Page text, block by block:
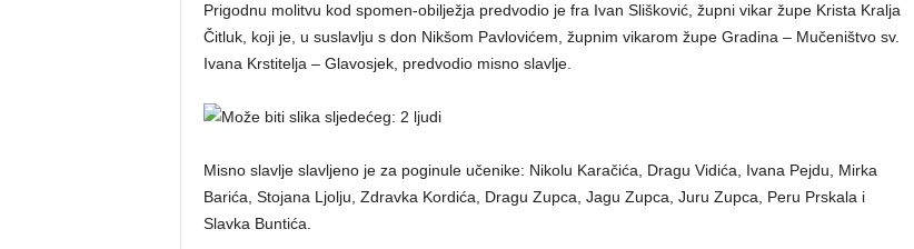
Prigodnu molitvu kod spomen-obilježja predvodio je fra Ivan Slišković, župni vikar župe Krista Kralja
Čitluk, koji je, u suslavlju s don Nikšom Pavlovićem, župnim vikarom župe Gradina – Mučeništvo sv.
Ivana Krstitelja – Glavosjek, predvodio misno slavlje.
Misno slavlje slavljeno je za poginule učenike: Nikolu Karačića, Dragu Vidića, Ivana Pejdu, Mirka
Barića, Stojana Ljolju, Zdravka Kordića, Dragu Zupca, Jagu Zupca, Juru Zupca, Peru Prskala i
Slavka Buntića.